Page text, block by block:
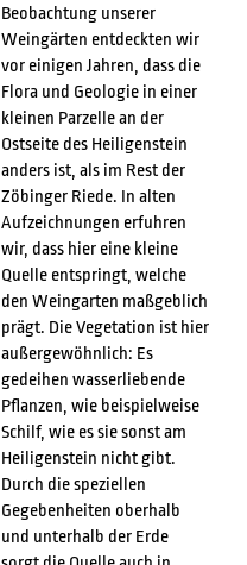
Beobachtung unserer
Weingärten entdeckten wir
vor einigen Jahren, dass die
Flora und Geologie in einer
kleinen Parzelle an der
Ostseite des Heiligenstein
anders ist, als im Rest der
Zöbinger Riede. In alten
Aufzeichnungen erfuhren
wir, dass hier eine kleine
Quelle entspringt, welche
den Weingarten maßgeblich
prägt. Die Vegetation ist hier
außergewöhnlich: Es
gedeihen wasserliebende
Pflanzen, wie beispielweise
Schilf, wie es sie sonst am
Heiligenstein nicht gibt.
Durch die speziellen
Gegebenheiten oberhalb
und unterhalb der Erde